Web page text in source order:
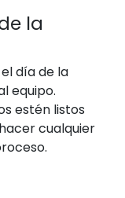
la
día de la
equipo.
estén listos
cualquier